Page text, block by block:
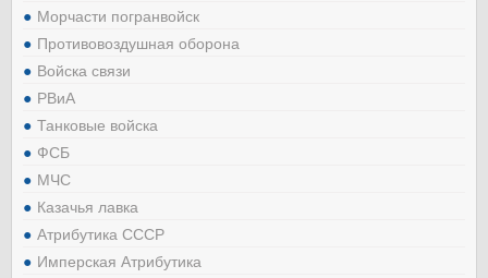
Морчасти погранвойск
Противовоздушная оборона
Войска связи
РВиА
Танковые войска
ФСБ
МЧС
Казачья лавка
Атрибутика СССР
Имперская Атрибутика